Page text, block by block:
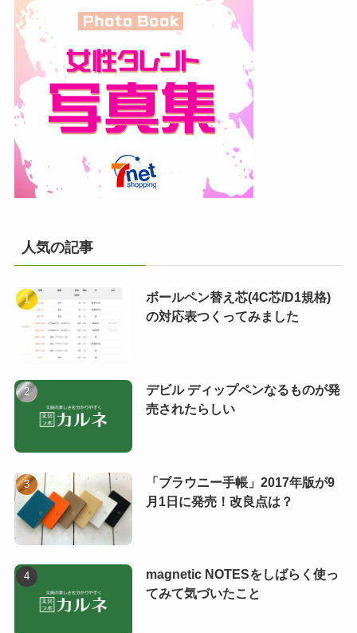
人気の記事
ボールペン替え芯(4C芯/D1規格)
の対応表つくってみました
デビル ディップペンなるものが発
売されたらしい
「ブラウニー手帳」2017年版が9
月1日に発売！改良点は？
magnetic NOTESをしばらく使っ
てみて気づいたこと